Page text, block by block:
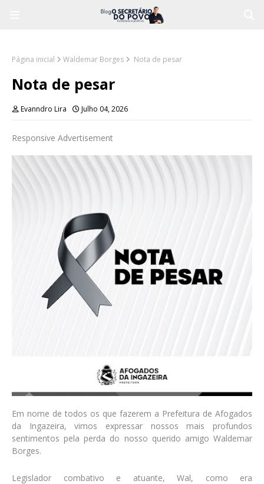
Página inicial Waldemar Borges Nota de pesar
Nota de pesar
Evanndro Lira Julho 04, 2026
Responsive Advertisement
Em nome de todos os que fazerem a Prefeitura de Afogados
da Ingazeira, vimos expressar nossos mais profundos
sentimentos pela perda do nosso querido amigo Waldemar
Borges.
Legislador combativo e atuante, Wal, como era